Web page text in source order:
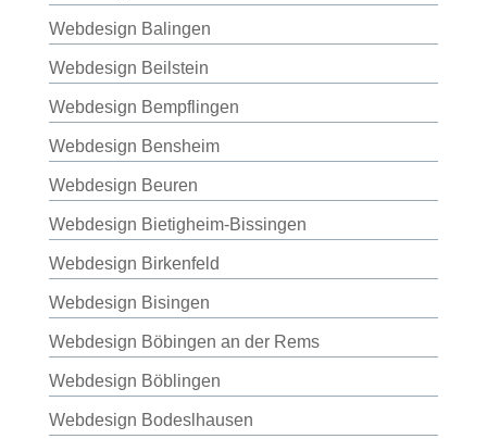
Webdesign Balingen
Webdesign Beilstein
Webdesign Bempflingen
Webdesign Bensheim
Webdesign Beuren
Webdesign Bietigheim-Bissingen
Webdesign Birkenfeld
Webdesign Bisingen
Webdesign Böbingen an der Rems
Webdesign Böblingen
Webdesign Bodeslhausen